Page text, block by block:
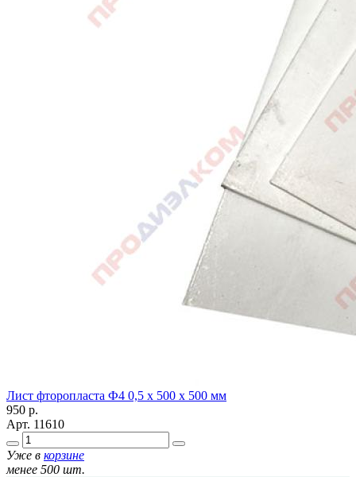
Лист фторопласта Ф4 0,5 х 500 х 500 мм
950 р.
Арт. 11610
Уже в корзине
менее 500 шт.